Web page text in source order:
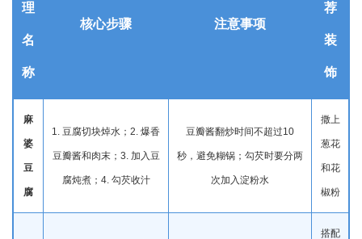
理
名
称
核心步骤 注意事项
荐
装
饰
麻
婆
豆
腐
1. 豆腐切块焯水；2. 爆香
豆瓣酱和肉末；3. 加入豆
腐炖煮；4. 勾芡收汁
豆瓣酱翻炒时间不超过10
秒，避免糊锅；勾芡时要分两
次加入淀粉水
撒上
葱花
和花
椒粉
搭配